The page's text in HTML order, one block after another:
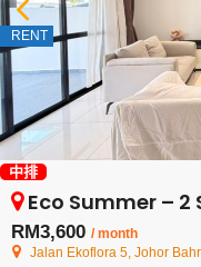
RENT
中排
Eco Summer – 2
RM3,600 / month
Jalan Ekoflora 5, Johor